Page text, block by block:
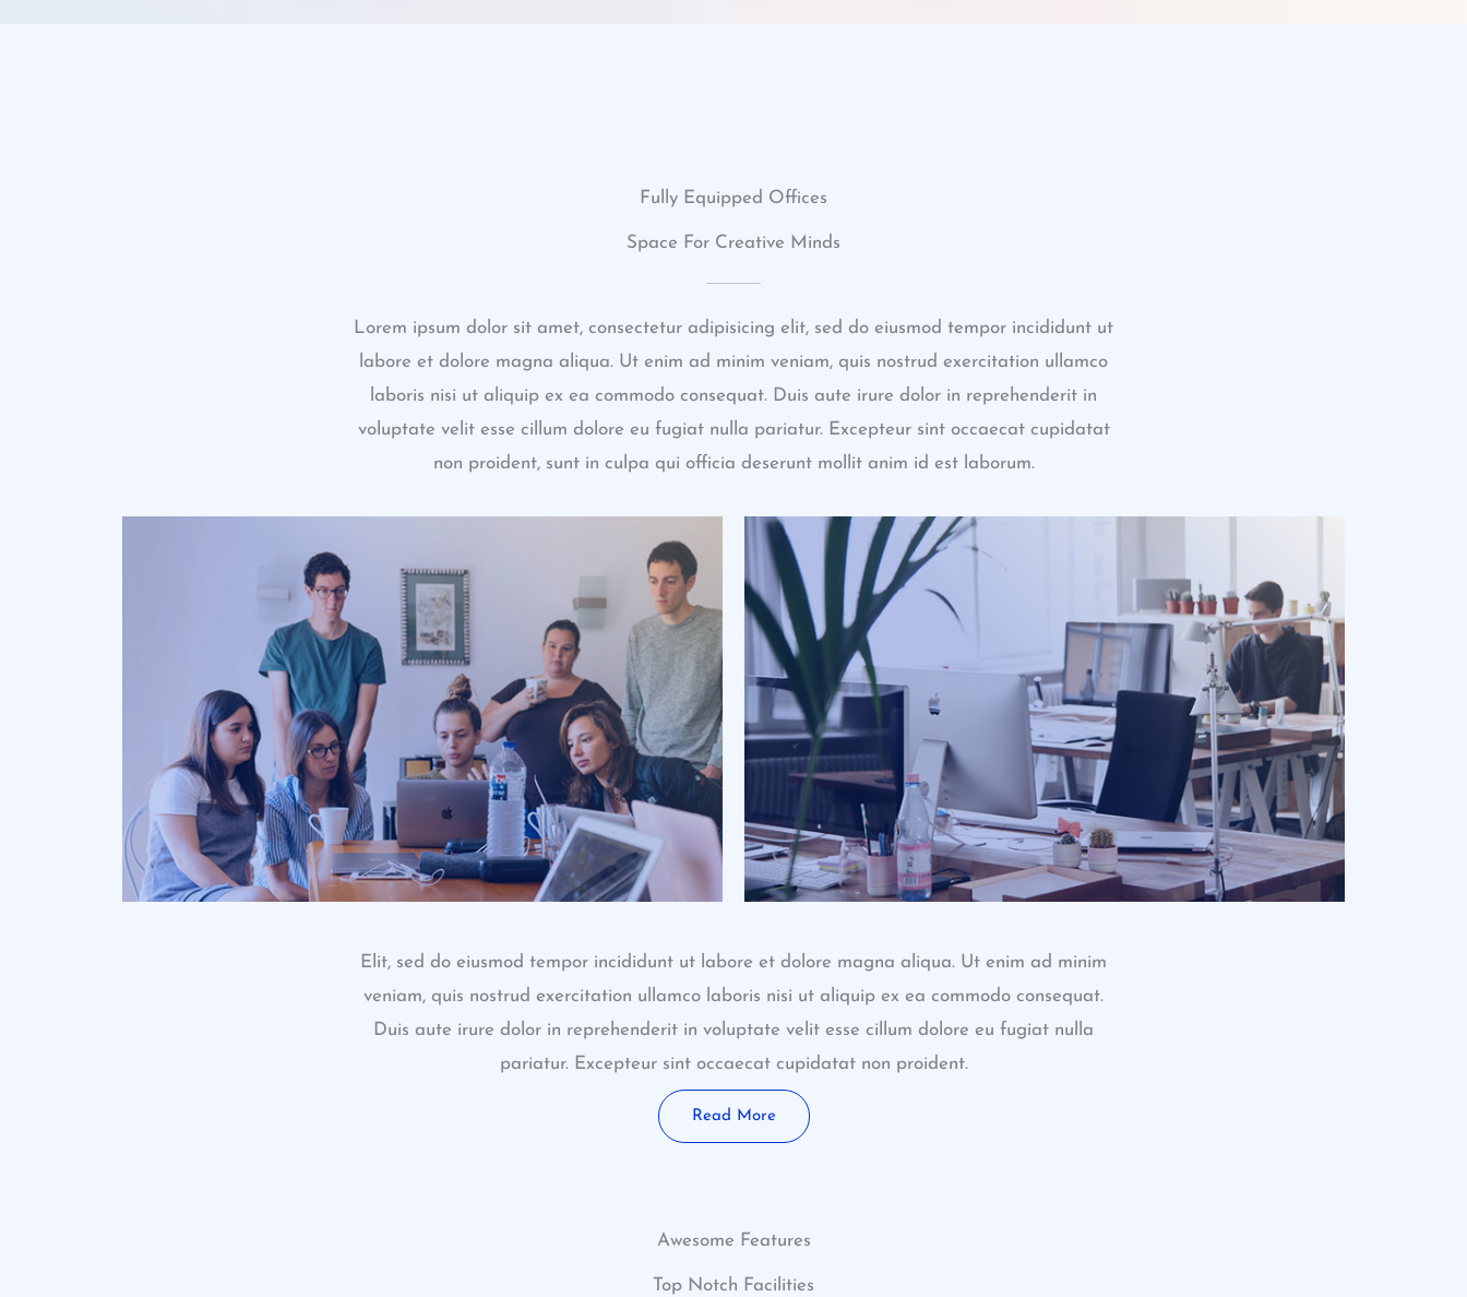
Fully Equipped Offices
Space For Creative Minds
Lorem ipsum dolor sit amet, consectetur adipisicing elit, sed do eiusmod tempor incididunt ut
labore et dolore magna aliqua. Ut enim ad minim veniam, quis nostrud exercitation ullamco
laboris nisi ut aliquip ex ea commodo consequat. Duis aute irure dolor in reprehenderit in
voluptate velit esse cillum dolore eu fugiat nulla pariatur. Excepteur sint occaecat cupidatat
non proident, sunt in culpa qui officia deserunt mollit anim id est laborum.
Elit, sed do eiusmod tempor incididunt ut labore et dolore magna aliqua. Ut enim ad minim
veniam, quis nostrud exercitation ullamco laboris nisi ut aliquip ex ea commodo consequat.
Duis aute irure dolor in reprehenderit in voluptate velit esse cillum dolore eu fugiat nulla
pariatur. Excepteur sint occaecat cupidatat non proident.
Read More
Awesome Features
Top Notch Facilities